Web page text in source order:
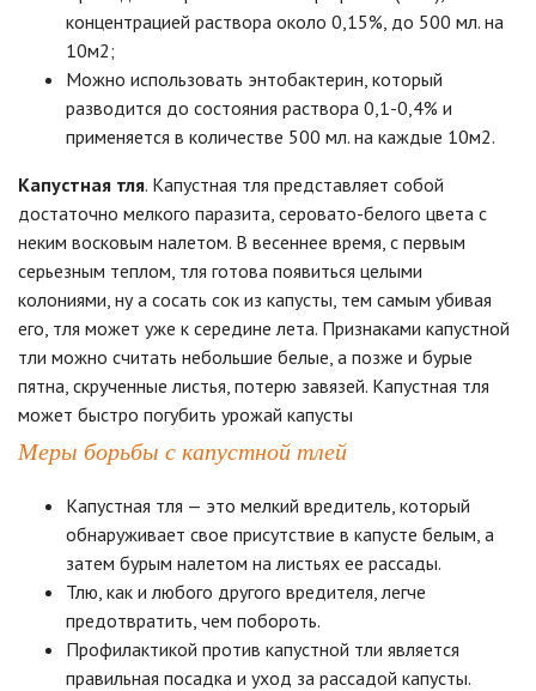
концентрацией раствора около 0,15%, до 500 мл. на
10м2;
Можно использовать энтобактерин, который
разводится до состояния раствора 0,1-0,4% и
применяется в количестве 500 мл. на каждые 10м2.
Капустная тля. Капустная тля представляет собой
достаточно мелкого паразита, серовато-белого цвета с
неким восковым налетом. В весеннее время, с первым
серьезным теплом, тля готова появиться целыми
колониями, ну а сосать сок из капусты, тем самым убивая
его, тля может уже к середине лета. Признаками капустной
тли можно считать небольшие белые, а позже и бурые
пятна, скрученные листья, потерю завязей. Капустная тля
может быстро погубить урожай капусты
Меры борьбы с капустной тлей
Капустная тля — это мелкий вредитель, который
обнаруживает свое присутствие в капусте белым, а
затем бурым налетом на листьях ее рассады.
Тлю, как и любого другого вредителя, легче
предотвратить, чем побороть.
Профилактикой против капустной тли является
правильная посадка и уход за рассадой капусты.